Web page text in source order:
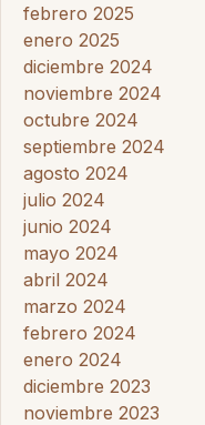
febrero 2025
enero 2025
diciembre 2024
noviembre 2024
octubre 2024
septiembre 2024
agosto 2024
julio 2024
junio 2024
mayo 2024
abril 2024
marzo 2024
febrero 2024
enero 2024
diciembre 2023
noviembre 2023